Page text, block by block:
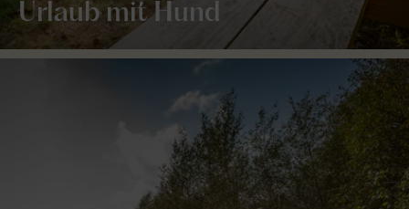
Urlaub mit Hund